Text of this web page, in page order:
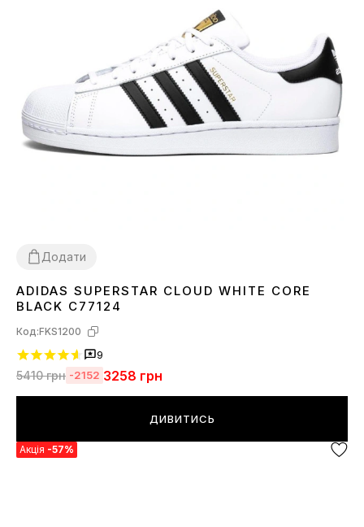
Додати
36 3738 40 41 424344 45
ADIDAS SUPERSTAR CLOUD WHITE CORE
BLACK C77124
Код:FKS1200
9
5410грн -2152 3258 грн
ДИВИТИСЬ
Акція -57%